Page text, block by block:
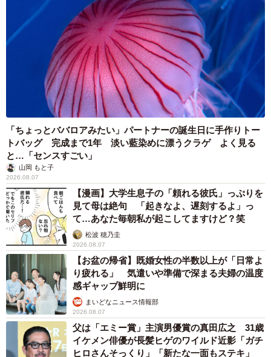
「ちょっとババロアみたい」パートナーの誕生日に手作りトー
トバッグ 完成まで1年 淡い藍染めに漂うクラゲ よく見る
と…「センスすごい」
山岡 もと子
2026.08.07
【漫画】大学生息子の「頼れる彼氏」っぷりを
見て母は絶句 「起きなよ、遅刻するよ」っ
て…あなた毎朝私が起こしてますけど？笑
松波 穂乃圭
2026.08.07
【お盆の帰省】既婚女性の半数以上が「日常よ
り疲れる」 気遣いや準備で深まる夫婦の温度
感ギャップ鮮明に
まいどなニュース情報部
2026.08.07
父は「エミー賞」主演男優賞の真田広之 31歳
イケメン俳優が長髪ヒゲのワイルド近影「ガチ
ヒロさんそっくり」「新たな一面もステキ」